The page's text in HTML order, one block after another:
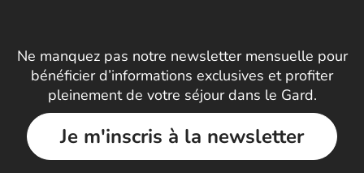
Ne manquez pas notre newsletter mensuelle pour
bénéficier d’informations exclusives et profiter
pleinement de votre séjour dans le Gard.
Je m'inscris à la newsletter